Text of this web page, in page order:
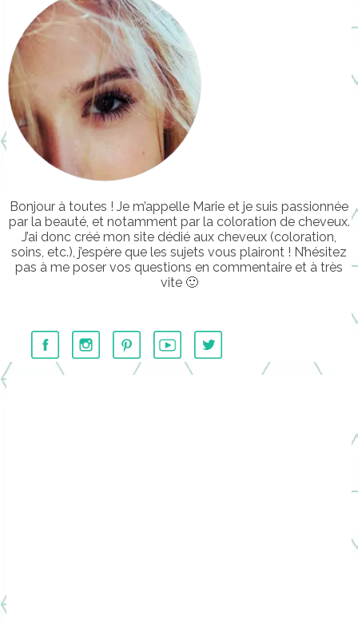
Bonjour à toutes ! Je m’appelle Marie et je suis passionnée
par la beauté, et notamment par la coloration de cheveux.
J’ai donc créé mon site dédié aux cheveux (coloration,
soins, etc.), j’espère que les sujets vous plairont ! N’hésitez
pas à me poser vos questions en commentaire et à très
vite 🙂